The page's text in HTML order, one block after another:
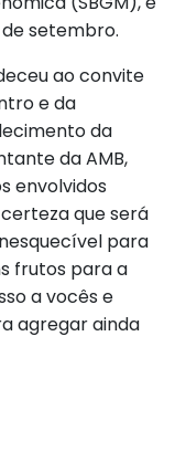
setembro.
ao convite
e da
da
da AMB,
envolvidos
que será
para
frutos para a
a vocês e
agregar ainda